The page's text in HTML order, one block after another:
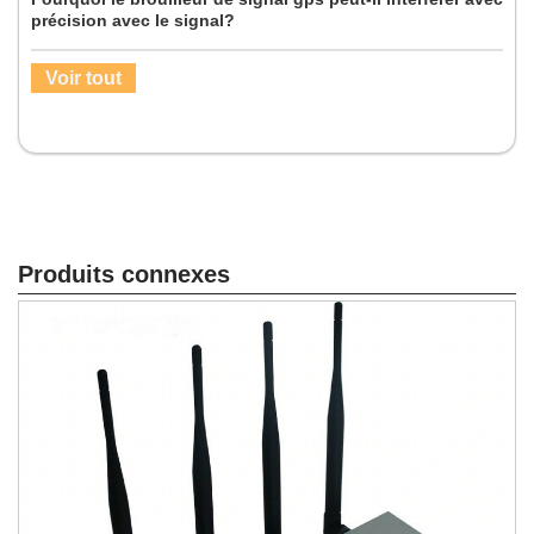
précision avec le signal?
Voir tout
Produits connexes